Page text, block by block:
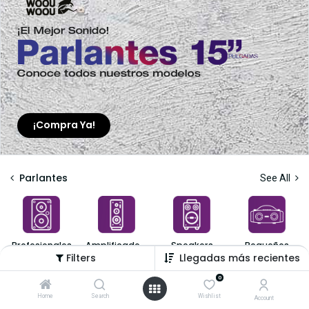
Filters Llegadas más recientes
Home Search
0
Wishlist Account
¡Compra Ya!
Parlantes See All
Profesionales Amplificadores Speakers Pequeños
9 items found.